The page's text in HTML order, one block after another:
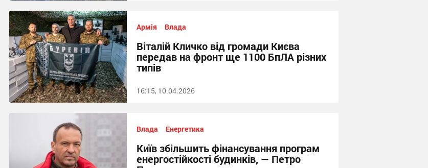
Армія Влада
Віталій Кличко від громади Києва
передав на фронт ще 1100 БпЛА різних
типів
16:15, 10.04.2026
Влада Енергетика
Київ збільшить фінансування програм
енергостійкості будинків, — Петро